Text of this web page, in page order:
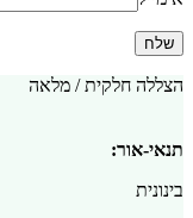
הצללה חלקית / מלאה
תנאי-אור:
בינונית